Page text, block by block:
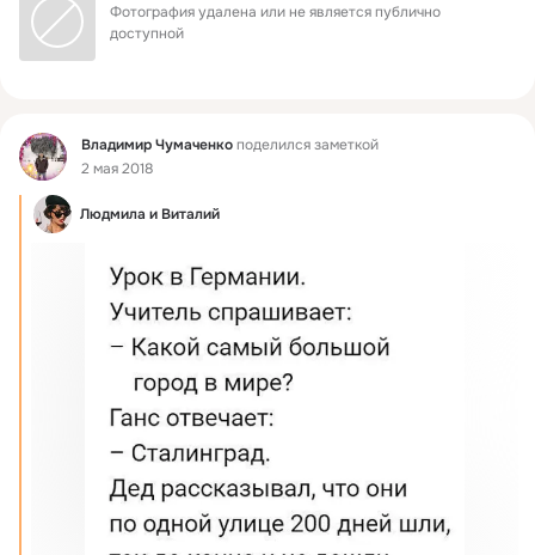
Фотография удалена или не является публично
доступной
Фид Владимир Чумаченкоподелился заметкой
2 мая 2018
Людмила и Виталий